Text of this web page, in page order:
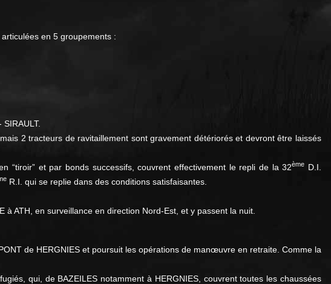
en 5 groupements :
2 tracteurs de ravitaillement sont gravement détériorés et devront être laissés
et par bonds successifs, couvrent effectivement le repli de la 32ème D.I.
R.I. qui se replie dans des conditions satisfaisantes.
ATH, en surveillance en direction Nord-Est, et y passent la nuit.
de HERGNIES et poursuit les opérations de manœuvre en retraite. Comme la
qui, de BAZEILES notamment à HERGNIES, couvrent toutes les chaussées